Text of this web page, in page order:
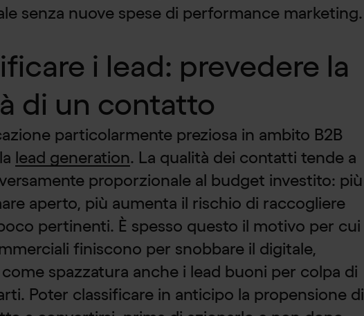
senza nuove spese di performance marketing.
i lead: prevedere la
di un contatto
particolarmente preziosa in ambito B2B
lead generation. La qualità dei contatti tende a
proporzionale al budget investito: più
aperto, più aumenta il rischio di raccogliere
pertinenti. È spesso questo il motivo per cui
finiscono per snobbare il digitale,
spazzatura anche i lead buoni per colpa di
Poter classificare in anticipo la propensione di